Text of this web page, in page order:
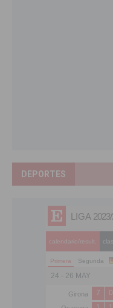
DEPORTES